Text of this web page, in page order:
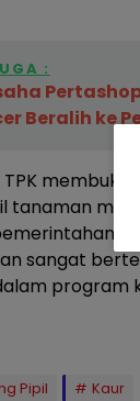
:
Beralih ke
sangat
program
Pipil Kaur